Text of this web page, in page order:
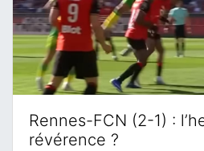
Rennes-FCN (2-1) :
révérence ?